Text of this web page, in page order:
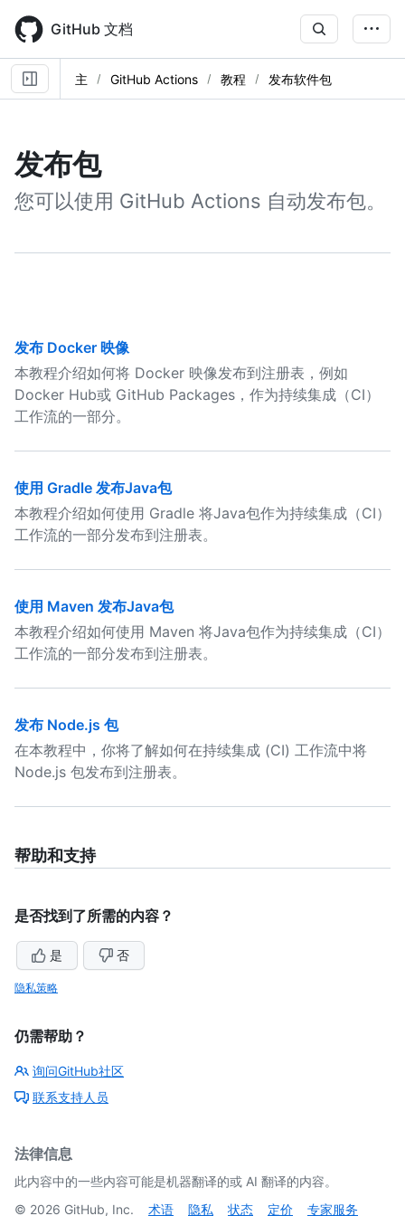
main
content
GitHub 文档
主 GitHub Actions 教程 发布软件包
发布包
您可以使用 GitHub Actions 自动发布包。
发布 Docker 映像
本教程介绍如何将 Docker 映像发布到注册表，例如
Docker Hub或 GitHub Packages，作为持续集成（CI）
工作流的一部分。
使用 Gradle 发布Java包
本教程介绍如何使用 Gradle 将Java包作为持续集成（CI）
工作流的一部分发布到注册表。
使用 Maven 发布Java包
本教程介绍如何使用 Maven 将Java包作为持续集成（CI）
工作流的一部分发布到注册表。
发布 Node.js 包
在本教程中，你将了解如何在持续集成 (CI) 工作流中将
Node.js 包发布到注册表。
帮助和支持
是否找到了所需的内容？
是 否
隐私策略
仍需帮助？
询问GitHub社区
联系支持人员
法律信息
此内容中的一些内容可能是机器翻译的或 AI 翻译的内容。
© 2026 GitHub, Inc. 术语 隐私 状态 定价 专家服务